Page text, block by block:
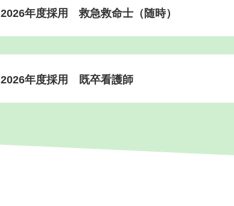
2026年度採用 救急救命士（随時）
2026年度採用 既卒看護師